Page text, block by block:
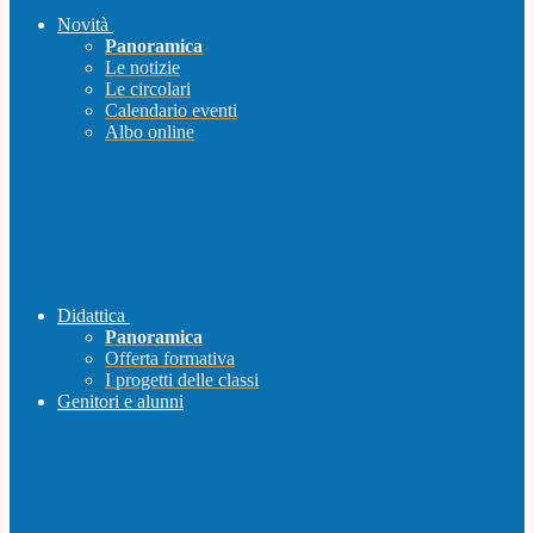
Novità
Panoramica
Le notizie
Le circolari
Calendario eventi
Albo online
Didattica
Panoramica
Offerta formativa
I progetti delle classi
Genitori e alunni